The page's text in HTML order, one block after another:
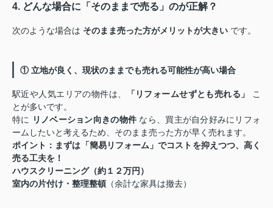
4. どんな場合に「そのままで売る」のが正解？
次のような場合は そのまま売った方がメリットが大きい です。
① 立地が良く、現状のままでも売れる可能性が高い場合
駅近や人気エリアの物件は、 「リフォームせずとも売れる」
こ
とが多いです。
特に
リノベーション向きの物件 なら、買主が自分好みにリフォ
ームしたいと考えるため、そのまま売った方が早く売れます。
ポイント：まずは「簡易リフォーム」でコストを抑えつつ、高く
売る工夫を！
ハウスクリーニング（約１２万円）
室内の片付け・整理整頓 （余計な家具は撤去）